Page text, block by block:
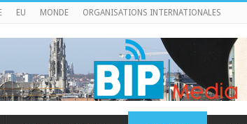
EU MONDE ORGANISATIONS INTERNATIONALES